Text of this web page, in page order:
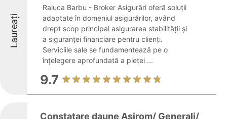
Laureați
Raluca Barbu - Broker Asigurări oferă soluții
adaptate în domeniul asigurărilor, având
drept scop principal asigurarea stabilității și
a siguranței financiare pentru clienți.
Serviciile sale se fundamentează pe o
înțelegere aprofundată a pieței ...
9.7
Constatare daune Asirom/ Generali/